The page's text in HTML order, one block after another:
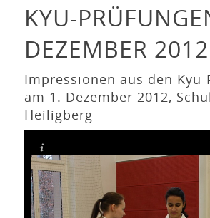
KYU-
DEZEMBER 2012
Impressionen aus den
am 1. Dezember 2012,
Heiligberg